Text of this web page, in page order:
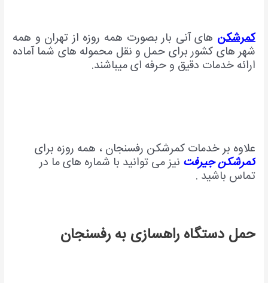
کمرشکن های آنی بار بصورت همه روزه از تهران و همه
شهر های کشور برای حمل و نقل محموله های شما آماده
ارائه خدمات دقیق و حرفه ای میباشند.
علاوه بر خدمات کمرشکن رفسنجان ، همه روزه برای
کمرشکن جیرفت نیز می توانید با شماره های ما در
تماس باشید .
حمل دستگاه راهسازی به رفسنجان